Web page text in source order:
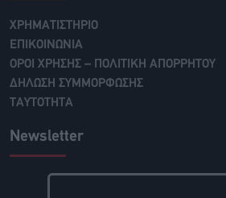
ΧΡΗΜΑΤΙΣΤΗΡΙΟ
ΕΠΙΚΟΙΝΩΝΙΑ
ΟΡΟΙ ΧΡΗΣΗΣ – ΠΟΛΙΤΙΚΗ ΑΠΟΡΡΗΤΟΥ
ΔΗΛΩΣΗ ΣΥΜΜΟΡΦΩΣΗΣ
ΤΑΥΤΟΤΗΤΑ
Newsletter